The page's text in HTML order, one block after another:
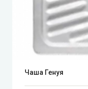
Чаша Генуя